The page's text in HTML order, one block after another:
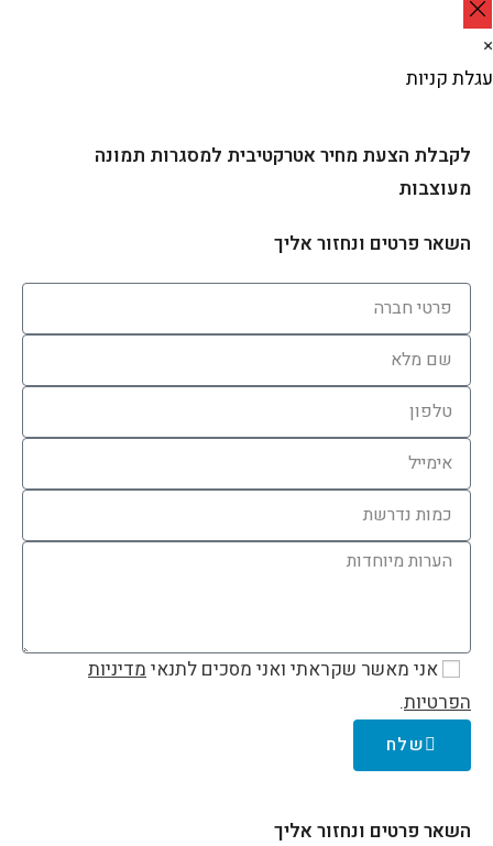
קניות
לקבלת הצעת מחיר אטרקטיבית למסגרות תמונה
מעוצבות
השאר פרטים ונחזור אליך
אני מאשר שקראתי ואני מסכים לתנאימדיניות
הפרטיות.
שלח
השאר פרטים ונחזור אליך